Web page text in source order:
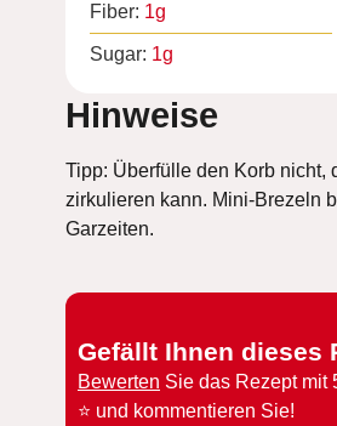
Fiber: 1g
Sugar: 1g
Hinweise
Tipp: Überfülle den Korb nicht,
zirkulieren kann. Mini-Brezeln
Garzeiten.
Gefällt Ihnen dieses
Bewerten Sie das Rezept mit
⭐️ und kommentieren Sie!